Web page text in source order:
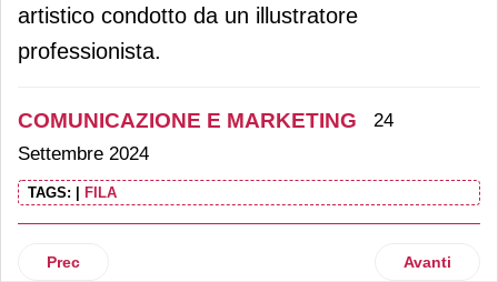
artistico condotto da un illustratore
professionista.
COMUNICAZIONE E MARKETING
24
Settembre 2024
TAGS: | FILA
Articolo precedente: Etruria Retail festeggia 10 anni da
Prec Articolo
Avanti